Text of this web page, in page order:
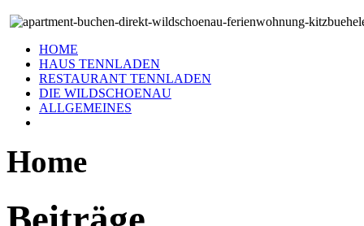
HOME
HAUS TENNLADEN
RESTAURANT TENNLADEN
DIE WILDSCHOENAU
ALLGEMEINES
Home